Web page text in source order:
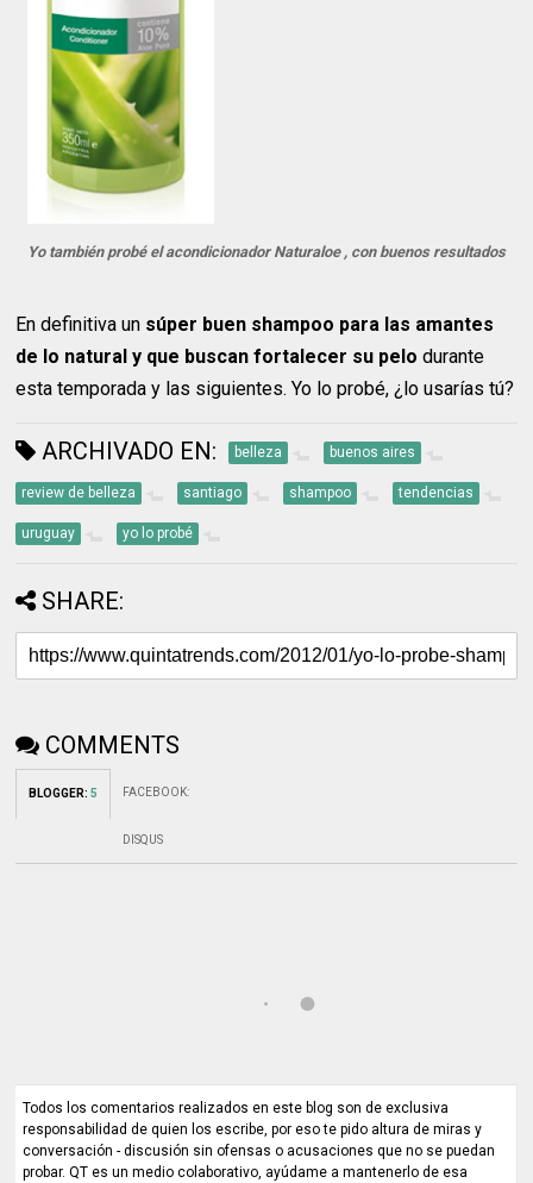
Yo también probé el acondicionador Naturaloe , con buenos resultados
En definitiva un súper buen shampoo para las amantes
de lo natural y que buscan fortalecer su pelo durante
esta temporada y las siguientes. Yo lo probé, ¿lo usarías tú?
ARCHIVADO EN: belleza buenos aires
review de belleza santiago shampoo tendencias
uruguay yo lo probé
SHARE:
COMMENTS
BLOGGER:5 FACEBOOK:
DISQUS
Todos los comentarios realizados en este blog son de exclusiva
responsabilidad de quien los escribe, por eso te pido altura de miras y
conversación - discusión sin ofensas o acusaciones que no se puedan
probar. QT es un medio colaborativo, ayúdame a mantenerlo de esa